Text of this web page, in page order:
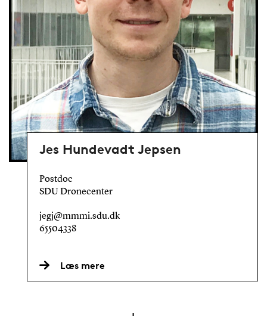
Jes Hundevadt Jepsen
Postdoc
SDU Dronecenter
jegj@mmmi.sdu.dk
65504338
Læs mere